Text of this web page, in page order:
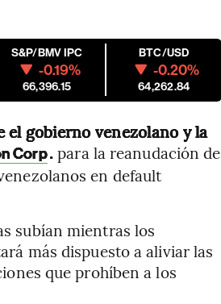
S&P/BMV IPC
-0.19%
66,396.15
BTC/USD
-0.20%
64,262.84
el gobierno venezolano y la
Corp.para la reanudación de
en default
subían mientras los
más dispuesto a aliviar las
que prohíben a los